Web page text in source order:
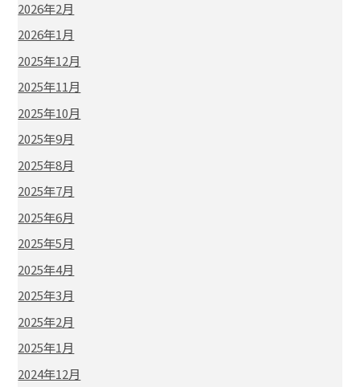
2026年2月
2026年1月
2025年12月
2025年11月
2025年10月
2025年9月
2025年8月
2025年7月
2025年6月
2025年5月
2025年4月
2025年3月
2025年2月
2025年1月
2024年12月